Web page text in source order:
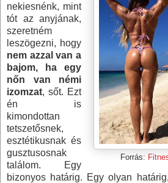
Forrás:
nekiesnénk, mint
tót az anyjának,
szeretném
leszögezni, hogy
nem azzal van a
bajom, ha egy
nőn van némi
izomzat, sőt. Ezt
én is
kimondottan
tetszetősnek,
esztétikusnak és
gusztusosnak
találom. Egy
bizonyos határig. Egy olyan